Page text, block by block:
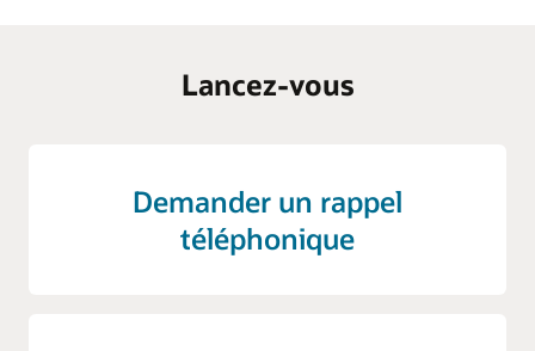
Lancez-vous
Demander un rappel
téléphonique